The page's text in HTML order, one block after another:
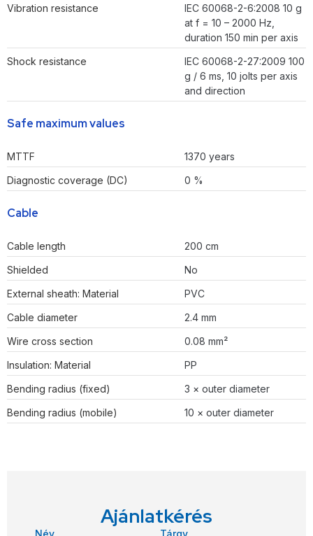
Vibration resistance
IEC 60068-2-6:2008 10 g
at f = 10 – 2000 Hz,
duration 150 min per axis
Shock resistance
IEC 60068-2-27:2009 100
g / 6 ms, 10 jolts per axis
and direction
Safe maximum values
MTTF
1370 years
Diagnostic coverage (DC)
0 %
Cable
Cable length
200 cm
Shielded
No
External sheath: Material
PVC
Cable diameter
2.4 mm
Wire cross section
0.08 mm²
Insulation: Material
PP
Bending radius (fixed)
3 × outer diameter
Bending radius (mobile)
10 × outer diameter
Ajánlatkérés